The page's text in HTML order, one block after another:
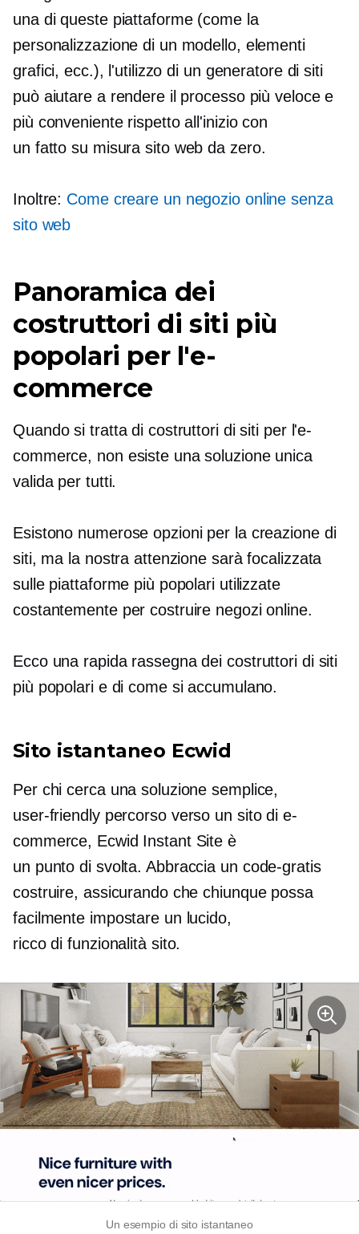
una di queste piattaforme (come la
personalizzazione di un modello, elementi
grafici, ecc.), l'utilizzo di un generatore di siti
può aiutare a rendere il processo più veloce e
più conveniente rispetto all'inizio con
un fatto su misura sito web da zero.
Inoltre: Come creare un negozio online senza
sito web
Panoramica dei
costruttori di siti più
popolari per l'e-
commerce
Quando si tratta di costruttori di siti per l'e-
commerce, non esiste una soluzione unica
valida per tutti.
Esistono numerose opzioni per la creazione di
siti, ma la nostra attenzione sarà focalizzata
sulle piattaforme più popolari utilizzate
costantemente per costruire negozi online.
Ecco una rapida rassegna dei costruttori di siti
più popolari e di come si accumulano.
Sito istantaneo Ecwid
Per chi cerca una soluzione semplice,
user-friendlypercorso verso un sito di e-
commerce, Ecwid Instant Site è
un punto di svolta. Abbraccia un code-gratis
costruire, assicurando che chiunque possa
facilmente impostare un lucido,
ricco di funzionalitàsito.
Un esempio di sito istantaneo